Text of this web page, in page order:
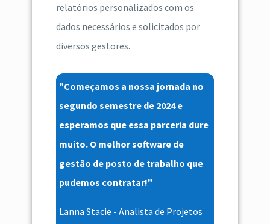
relatórios personalizados com os
dados necessários e solicitados por
diversos gestores.
"Começamos a nossa jornada no
segundo semestre de 2024 e
esperamos que essa parceria dure
muito. O melhor software de
gestão de posto de trabalho que
pudemos contratar!"
Lanna Stacie - Analista de Projetos